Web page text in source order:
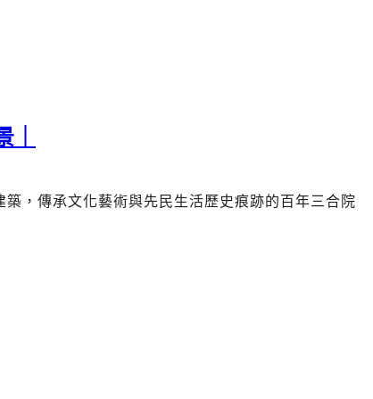
築，傳承文化藝術與先民生活歷史痕跡的百年三合院